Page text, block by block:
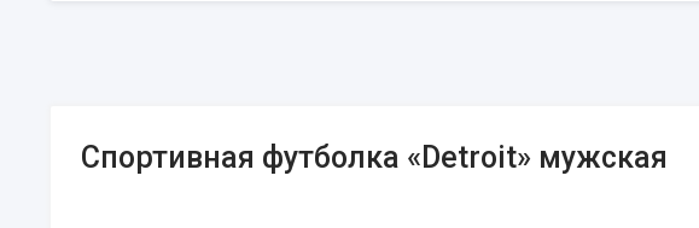
Спортивная футболка «Detroit» мужская